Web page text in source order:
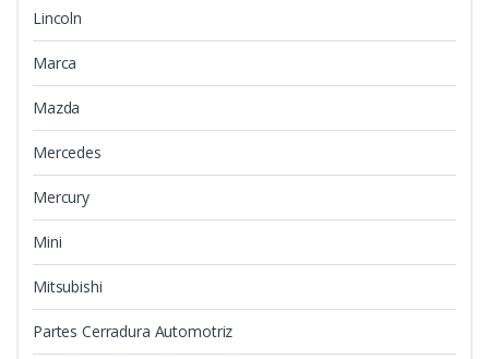
Lincoln
Marca
Mazda
Mercedes
Mercury
Mini
Mitsubishi
Partes Cerradura Automotriz